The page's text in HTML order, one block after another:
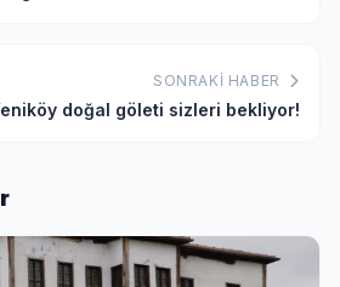
SONRAKI HABER
doğal göleti sizleri bekliyor!